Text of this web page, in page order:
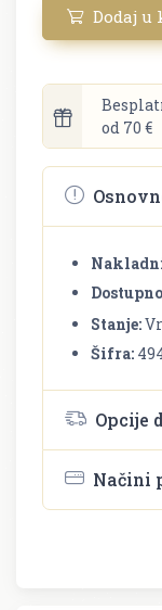
Dodaj u
od 70 €
Stanje:
Šifra:
Opcije
Načini